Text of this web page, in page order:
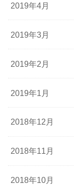
2019年4月
2019年3月
2019年2月
2019年1月
2018年12月
2018年11月
2018年10月